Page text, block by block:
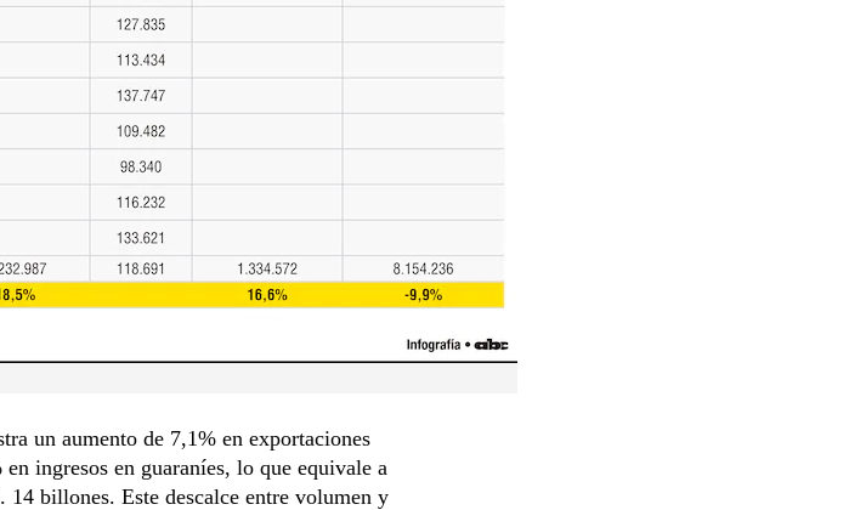
un aumento de 7,1% en exportaciones
ingresos en guaraníes, lo que equivale a
14 billones. Este descalce entre volumen y